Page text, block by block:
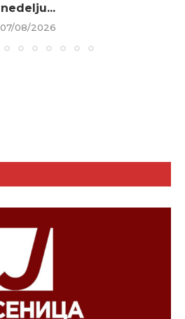
nedelju...
07/08/2026